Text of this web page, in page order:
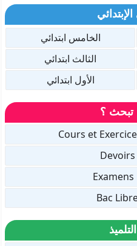
الخامس ابتدائي
الثالث ابتدائي
الأول ابتدائي
تبحث ؟